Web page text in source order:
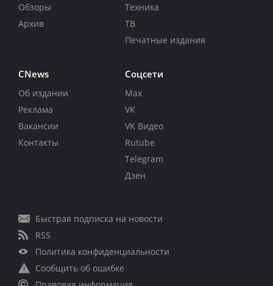
Обзоры
Архив
Техника
ТВ
Печатные издания
CNews
Об издании
Реклама
Вакансии
Контакты
Соцсети
Max
VK
VK Видео
Rutube
Telegram
Дзен
Быстрая подписка на новости
RSS
Политика конфиденциальности
Сообщить об ошибке